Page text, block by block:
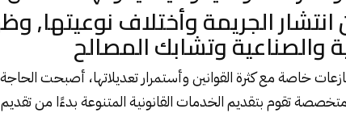
انتشار الجريمة وأختلاف نوعيتها,
والصناعية وتشابك المصالح
خاصة مع كثرة القوانين وأستمرار تعديلاتها، أصبحت
تقوم بتقديم الخدمات القانونية المتنوعة بدءًا من